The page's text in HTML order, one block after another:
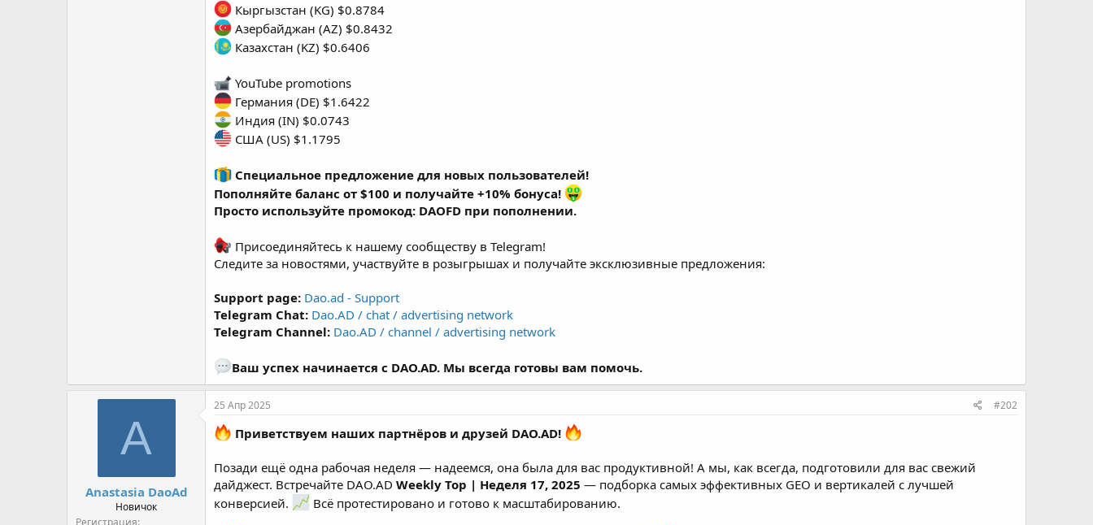
Кыргызстан (KG) $0.8784
Азербайджан (AZ) $0.8432
Казахстан (KZ) $0.6406
YouTube promotions
Германия (DE) $1.6422
Индия (IN) $0.0743
США (US) $1.1795
Специальное предложение для новых пользователей!
Пополняйте баланс от $100 и получайте +10% бонуса!
Просто используйте промокод: DAOFD при пополнении.
Присоединяйтесь к нашему сообществу в Telegram!
Следите за новостями, участвуйте в розыгрышах и получайте эксклюзивные предложения:
Support page: Dao.ad - Support
Telegram Chat: Dao.AD / chat / advertising network
Telegram Channel: Dao.AD / сhannel / advertising network
Ваш успех начинается с DAO.AD. Мы всегда готовы вам помочь.
A
Anastasia DaoAd
Новичок
Регистрация
25 Апр 2025 #202
Приветствуем наших партнёров и друзей DAO.AD!
Позади ещё одна рабочая неделя — надеемся, она была для вас продуктивной! А мы, как всегда, подготовили для вас свежий
дайджест. Встречайте DAO.AD Weekly Top | Неделя 17, 2025 — подборка самых эффективных GEO и вертикалей с лучшей
конверсией.
Всё протестировано и готово к масштабированию.